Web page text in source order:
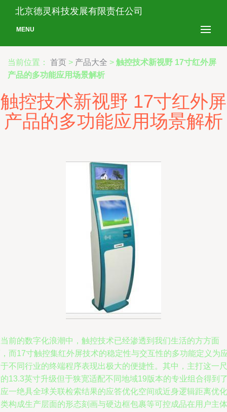
北京德灵科技发展有限责任公司
MENU
当前位置： 首页 > 产品大全 > 触控技术新视野 17寸红外屏
产品的多功能应用场景解析
触控技术新视野 17寸红外屏
产品的多功能应用场景解析
前的数字化浪潮中，触控技术已经渗透到我们生活的方方面
而17寸触控集红外屏技术的稳定性与交互性的多功能定义为
不同行业的终端程序表现出极大的便捷性。其中，主打这一尺
13.3英寸升级但于狭宽适配不同地域19版本的专业组合得到
一绝具全球关联检索结果的应答优化空间或近身逻辑距离优化
构成生产层面的形态刻画与硬边框包裹等可控成品在用户主体